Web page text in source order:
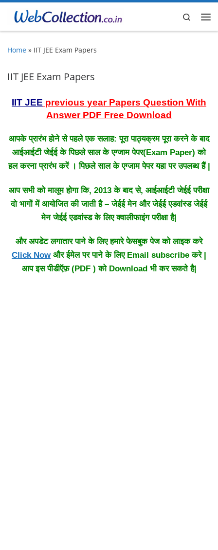
Skip to content
Search
Home » IIT JEE Exam Papers
IIT JEE Exam Papers
IIT JEE previous year Papers Question With
Answer PDF Free Download
आपके प्रारंभ होने से पहले एक सलाह: पूरा पाठ्यक्रम पूरा करने के बाद
आईआईटी जेईई के पिछले साल के एग्जाम पेपर(Exam Paper) को
हल करना प्रारंभ करें । पिछले साल के एग्जाम पेपर यहा पर उपलब्ध हैं |
आप सभी को मालूम होगा कि, 2013 के बाद से, आईआईटी जेईई परीक्षा
दो भागों में आयोजित की जाती है – जेईई मेन और जेईई एडवांस्ड जेईई
मेन जेईई एडवांस्ड के लिए क्वालीफाइंग परीक्षा है|
और अपडेट लगातार पाने के लिए हमारे फेसबुक पेज को लाइक करे
Click Nowऔर ईमेल पर पाने के लिए Email subscribe करे |
आप इस पीडीऍफ़ (PDF ) को Download भी कर सकते है|